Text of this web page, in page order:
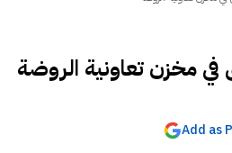
مخزن تعاونية الروضة
Add as